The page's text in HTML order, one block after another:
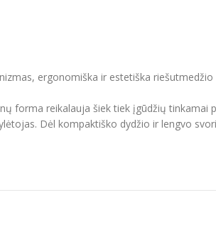
ergonomiška ir estetiška
forma reikalauja šiek tiek įgūdžių tinkamai
Dėl kompaktiško dydžio ir lengvo